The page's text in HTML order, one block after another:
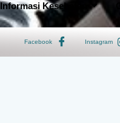
Informasi Kesehatan
Facebook Instagram